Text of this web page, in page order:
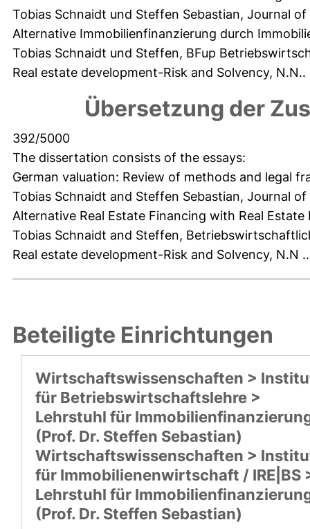
Tobias Schnaidt und Steffen Sebastian, Journal
Alternative Immobilienfinanzierung durch
Tobias Schnaidt und Steffen, BFup
Real estate development-Risk and Solvency, N.N..
Übersetzung der
392/5000
The dissertation consists of the essays:
German valuation: Review of methods and legal
Tobias Schnaidt and Steffen Sebastian, Journal
Alternative Real Estate Financing with Real Estate
Tobias Schnaidt and Steffen,
Real estate development-Risk and Solvency, N.N ..
Beteiligte Einrichtungen
Wirtschaftswissenschaften >
für Betriebswirtschaftslehre >
Lehrstuhl für
(Prof. Dr. Steffen Sebastian)
Wirtschaftswissenschaften >
für Immobilienenwirtschaft / IRE|BS
Lehrstuhl für
(Prof. Dr. Steffen Sebastian)